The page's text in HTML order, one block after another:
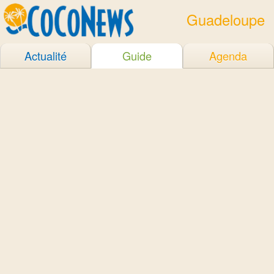
Guadeloupe
Actualité Guide Agenda